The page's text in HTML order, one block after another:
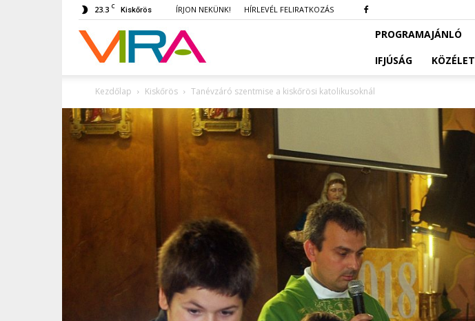
23.3 C Kiskőrös ÍRJON NEKÜNK! HÍRLEVÉL FELIRATKOZÁS
VIRA PROGRAMAJÁNLÓ
IFJÚSÁG
KÖZÉLET
Kezdőlap Kiskőrös Tanévzáró szentmise a kiskőrösi katolikusoknál